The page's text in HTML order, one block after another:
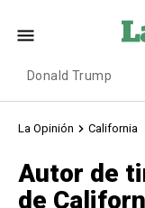
Donald Trump
La Opinión California
Autor de
de